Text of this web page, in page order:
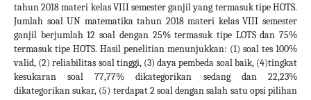
tahun 2018 materi kelas VIII semester ganjil yang termasuk tipe HOTS.
Jumlah soal UN matematika tahun 2018 materi kelas VIII semester
ganjil berjumlah 12 soal dengan 25% termasuk tipe LOTS dan 75%
termasuk tipe HOTS. Hasil penelitian menunjukkan: (1) soal tes 100%
valid, (2) reliabilitas soal tinggi, (3) daya pembeda soal baik, (4)tingkat
kesukaran soal 77,77% dikategorikan sedang dan 22,23%
dikategorikan sukar, (5) terdapat 2 soal dengan salah satu opsi pilihan